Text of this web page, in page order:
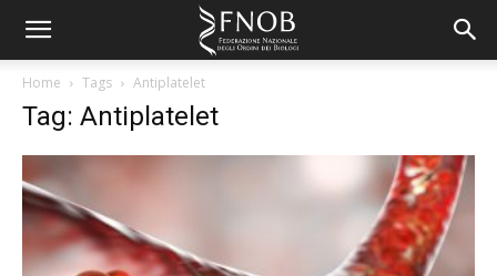
Home Tags Antiplatelet
Tag: Antiplatelet